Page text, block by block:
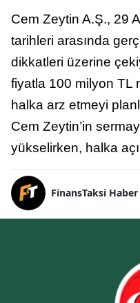
Cem Zeytin A.Ş., 29
tarihleri arasında
dikkatleri üzerine
fiyatla 100 milyon TL
halka arz etmeyi
Cem Zeytin’in
yükselirken, halka
FinansTaksi